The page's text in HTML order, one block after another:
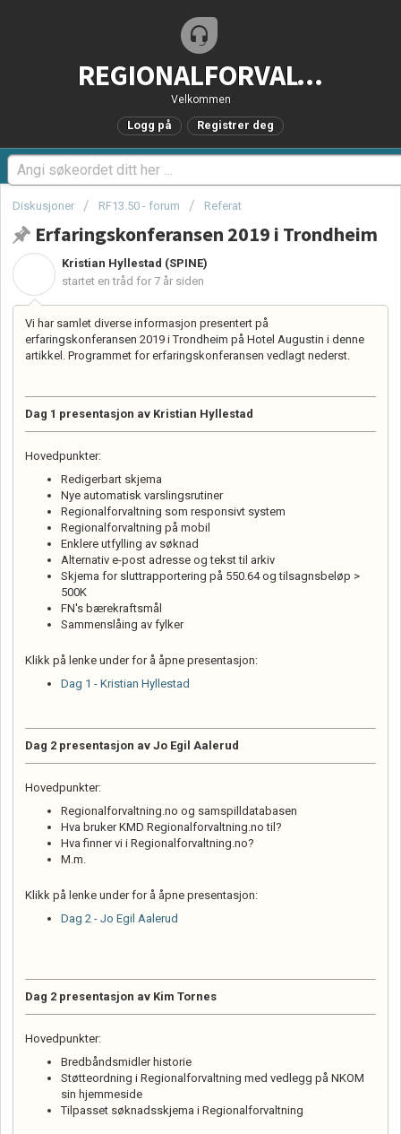
REGIONALFORVALTNING.no - Brukerstøtteportal
Velkommen
Logg på Registrer deg
Diskusjoner RF13.50 - forum Referat
Erfaringskonferansen 2019 i Trondheim
Kristian Hyllestad (SPINE)
startet en tråd for 7 år siden
Vi har samlet diverse informasjon presentert på
erfaringskonferansen 2019 i Trondheim på Hotel Augustin i denne
artikkel. Programmet for erfaringskonferansen vedlagt nederst.
Dag 1 presentasjon av Kristian Hyllestad
Hovedpunkter:
Redigerbart skjema
Nye automatisk varslingsrutiner
Regionalforvaltning som responsivt system
Regionalforvaltning på mobil
Enklere utfylling av søknad
Alternativ e-post adresse og tekst til arkiv
Skjema for sluttrapportering på 550.64 og tilsagnsbeløp >
500K
FN's bærekraftsmål
Sammenslåing av fylker
Klikk på lenke under for å åpne presentasjon:
Dag 1 - Kristian Hyllestad
Dag 2 presentasjon av Jo Egil Aalerud
Hovedpunkter:
Regionalforvaltning.no og samspilldatabasen
Hva bruker KMD Regionalforvaltning.no til?
Hva finner vi i Regionalforvaltning.no?
M.m.
Klikk på lenke under for å åpne presentasjon:
Dag 2 - Jo Egil Aalerud
Dag 2 presentasjon av Kim Tornes
Hovedpunkter:
Bredbåndsmidler historie
Støtteordning i Regionalforvaltning med vedlegg på NKOM
sin hjemmeside
Tilpasset søknadsskjema i Regionalforvaltning